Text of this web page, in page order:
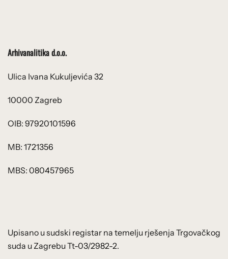
Arhivanalitika d.o.o.
Ulica Ivana Kukuljevića 32
10000 Zagreb
OIB: 97920101596
MB: 1721356
MBS: 080457965
Upisano u sudski registar na temelju rješenja Trgovačkog
suda u Zagrebu Tt-03/2982-2.